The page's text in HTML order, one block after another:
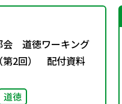
会 道徳ワーキング
第2回） 配付資料
道徳